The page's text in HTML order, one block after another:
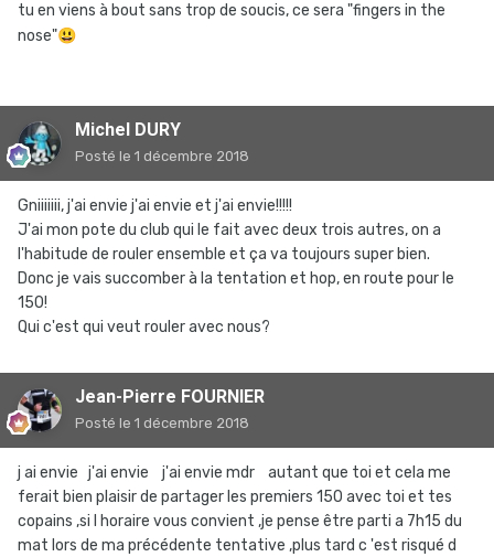
tu en viens à bout sans trop de soucis, ce sera "fingers in the
nose"😃
Michel DURY
Posté le 1 décembre 2018
Gniiiiiii, j'ai envie j'ai envie et j'ai envie!!!!!
J'ai mon pote du club qui le fait avec deux trois autres, on a
l'habitude de rouler ensemble et ça va toujours super bien.
Donc je vais succomber à la tentation et hop, en route pour le
150!
Qui c'est qui veut rouler avec nous?
Jean-Pierre FOURNIER
Posté le 1 décembre 2018
j ai envie j'ai envie j'ai envie mdr autant que toi et cela me
ferait bien plaisir de partager les premiers 150 avec toi et tes
copains ,si l horaire vous convient ,je pense être parti a 7h15 du
mat lors de ma précédente tentative ,plus tard c 'est risqué d